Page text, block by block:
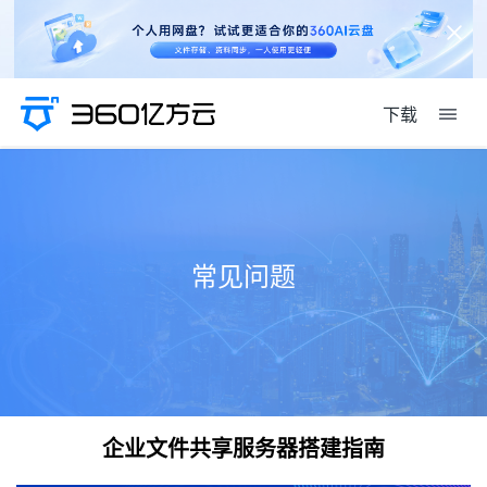
下载
常见问题
企业文件共享服务器搭建指南